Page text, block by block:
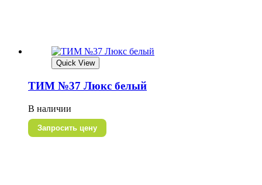
Quick View
ТИМ №37 Люкс белый
В наличии
Запросить цену